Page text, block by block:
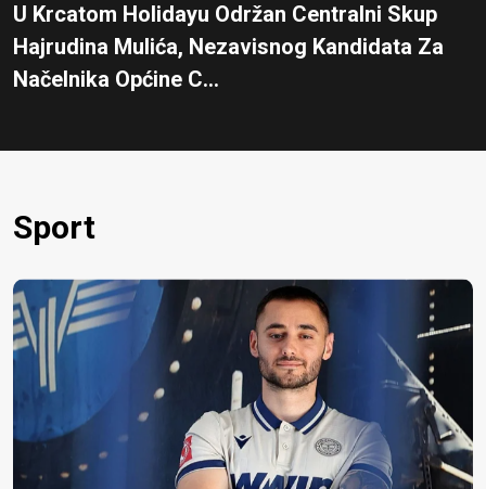
U Krcatom Holidayu Održan Centralni Skup
Hajrudina Mulića, Nezavisnog Kandidata Za
Načelnika Općine C...
Sport